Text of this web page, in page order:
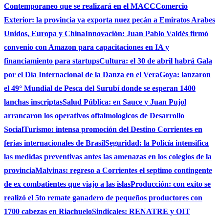
Contemporaneo que se realizará en el MACCComercio
Exterior: la provincia ya exporta nuez pecán a Emiratos Arabes
Unidos, Europa y ChinaInnovación: Juan Pablo Valdés firmó
convenio con Amazon para capacitaciones en IA y
financiamiento para startupsCultura: el 30 de abril habrá Gala
por el Día Internacional de la Danza en el VeraGoya: lanzaron
el 49° Mundial de Pesca del Surubí donde se esperan 1400
lanchas inscriptasSalud Pública: en Sauce y Juan Pujol
arrancaron los operativos oftalmologicos de Desarrollo
SocialTurismo: intensa promoción del Destino Corrientes en
ferias internacionales de BrasilSeguridad: la Policía intensifica
las medidas preventivas antes las amenazas en los colegios de la
provinciaMalvinas: regreso a Corrientes el septimo contingente
de ex combatientes que viajo a las islasProducción: con exito se
realizó el 5to remate ganadero de pequeños productores con
1700 cabezas en RiachueloSindicales: RENATRE y OIT